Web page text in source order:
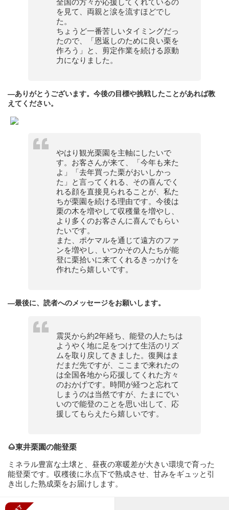
を見て、両親と涙を流すほどでし
た。
ちょうど一番苦しいタイミングだっ
たので、「恩返しのために良い栗を
作ろう」と、剪定作業を続ける原動
力になりました。
—ありがとうございます。今後の目標や挑戦したことがあれば教
えてください。
やはり観光栗園を主軸にしたいで
す。お客さんが来て、「今年も来た
よ」「去年買った栗がおいしかっ
た」と言ってくれる、その喜んでく
れる顔を直接見られることが、私た
ちが栗園を続ける理由です。今後は
栗の木を増やして収穫量を増やし、
より多くのお客さんに喜んでもらい
たいです。
また、ポケマルを通じて遠方のファ
ンを増やし、いつかその人たちが能
登に栗拾いに来てくれるきっかけを
作れたら嬉しいです。
—最後に、読者へのメッセージをお願いします。
震災から約2年経ち、能登の人たちは
ようやく地に足をつけて生活のリズ
ムを取り戻してきました。復興はま
だまだ先ですが、ここまで来れたの
は全国各地から応援してくれた方々
のおかげです。時間が経つと忘れて
しまうのは当然ですが、たまにでい
いので能登のことを思い出して、応
援してもらえたら嬉しいです。
🌰東井栗園の能登栗
ミネラル豊富な土壌と、昼夜の寒暖差が大きい環境で育った
能登栗です。収穫後に氷点下で熟成させ、甘みをギュッと引
き出した熟成栗をお届けします。